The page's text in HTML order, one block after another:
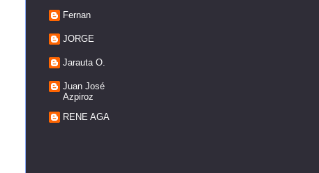
Fernan
JORGE
Jarauta O.
Juan José
Azpiroz
RENE AGA